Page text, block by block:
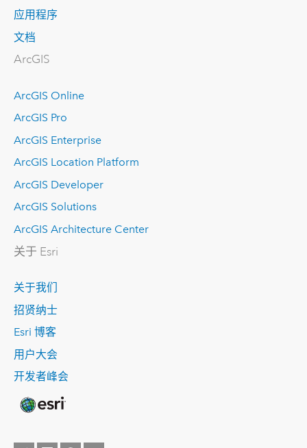
应用程序
文档
ArcGIS
ArcGIS Online
ArcGIS Pro
ArcGIS Enterprise
ArcGIS Location Platform
ArcGIS Developer
ArcGIS Solutions
ArcGIS Architecture Center
关于 Esri
关于我们
招贤纳士
Esri 博客
用户大会
开发者峰会